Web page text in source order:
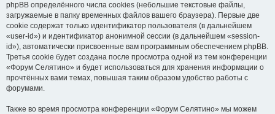
phpBB определённого числа cookies (небольшие текстовые файлы,
загружаемые в папку временных файлов вашего браузера). Первые две
cookie содержат только идентификатор пользователя (в дальнейшем
«user-id») и идентификатор анонимной сессии (в дальнейшем «session-
id»), автоматически присвоенные вам программным обеспечением phpBB.
Третья cookie будет создана после просмотра одной из тем конференции
«Форум Селятино» и будет использоваться для хранения информации о
прочтённых вами темах, повышая таким образом удобство работы с
форумами.
Также во время просмотра конференции «Форум Селятино» мы можем